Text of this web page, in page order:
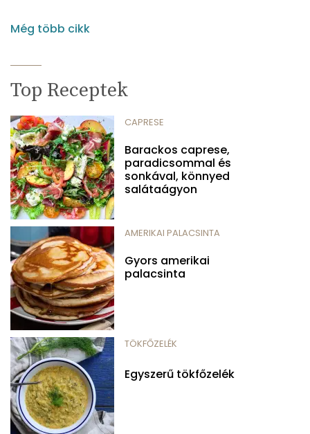
Még több cikk
Top Receptek
CAPRESE
Barackos caprese,
paradicsommal és
sonkával, könnyed
salátaágyon
AMERIKAI PALACSINTA
Gyors amerikai
palacsinta
TÖKFŐZELÉK
Egyszerű tökfőzelék